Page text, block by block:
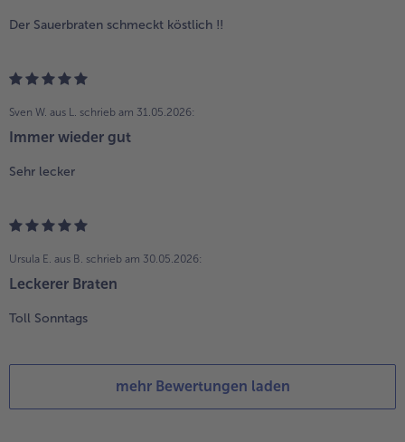
Der Sauerbraten schmeckt köstlich !!
Sven W. aus L. schrieb am 31.05.2026:
Immer wieder gut
Sehr lecker
Ursula E. aus B. schrieb am 30.05.2026:
Leckerer Braten
Toll Sonntags
mehr Bewertungen laden